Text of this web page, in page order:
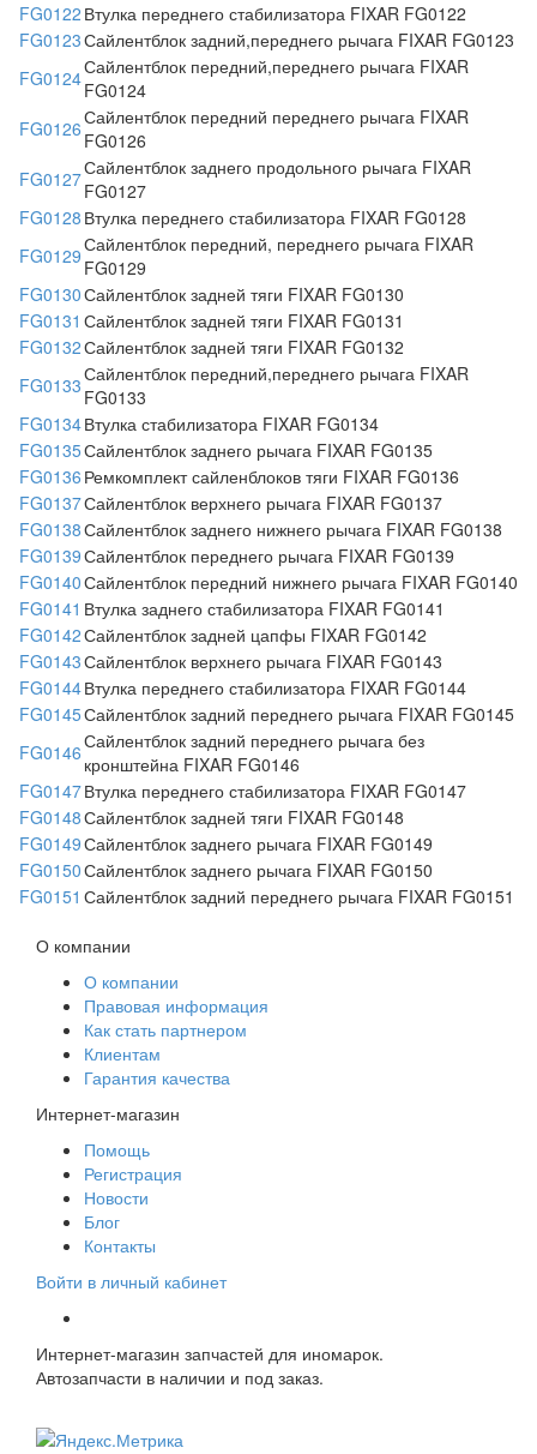
FG0122 Втулка переднего стабилизатора FIXAR FG0122
FG0123Сайлентблок задний,переднего рычага FIXAR FG0123
FG0124Сайлентблок передний,переднего рычага FIXAR
FG0124
FG0126Сайлентблок передний переднего рычага FIXAR
FG0126
FG0127Сайлентблок заднего продольного рычага FIXAR
FG0127
FG0128 Втулка переднего стабилизатора FIXAR FG0128
FG0129Сайлентблок передний, переднего рычага FIXAR
FG0129
FG0130Сайлентблок задней тяги FIXAR FG0130
FG0131 Сайлентблок задней тяги FIXAR FG0131
FG0132Сайлентблок задней тяги FIXAR FG0132
FG0133Сайлентблок передний,переднего рычага FIXAR
FG0133
FG0134Втулка стабилизатора FIXAR FG0134
FG0135Сайлентблок заднего рычага FIXAR FG0135
FG0136 Ремкомплект сайленблоков тяги FIXAR FG0136
FG0137Сайлентблок верхнего рычага FIXAR FG0137
FG0138Сайлентблок заднего нижнего рычага FIXAR FG0138
FG0139Сайлентблок переднего рычага FIXAR FG0139
FG0140Сайлентблок передний нижнего рычага FIXAR FG0140
FG0141 Втулка заднего стабилизатора FIXAR FG0141
FG0142Сайлентблок задней цапфы FIXAR FG0142
FG0143Сайлентблок верхнего рычага FIXAR FG0143
FG0144Втулка переднего стабилизатора FIXAR FG0144
FG0145Сайлентблок задний переднего рычага FIXAR FG0145
FG0146Сайлентблок задний переднего рычага без
кронштейна FIXAR FG0146
FG0147Втулка переднего стабилизатора FIXAR FG0147
FG0148Сайлентблок задней тяги FIXAR FG0148
FG0149Сайлентблок заднего рычага FIXAR FG0149
FG0150Сайлентблок заднего рычага FIXAR FG0150
FG0151 Сайлентблок задний переднего рычага FIXAR FG0151
О компании
О компании
Правовая информация
Как стать партнером
Клиентам
Гарантия качества
Интернет-магазин
Помощь
Регистрация
Новости
Блог
Контакты
Войти в личный кабинет
Интернет-магазин запчастей для иномарок.
Автозапчасти в наличии и под заказ.